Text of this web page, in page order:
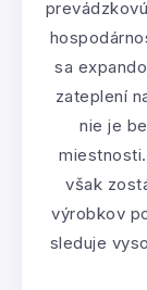
sa
zateplení
nie je
však
výrobkov
sleduje